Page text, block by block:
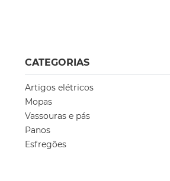
CATEGORIAS
Artigos elétricos
Mopas
Vassouras e pás
Panos
Esfregões